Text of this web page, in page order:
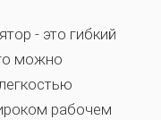
- это гибкий
можно
рабочем